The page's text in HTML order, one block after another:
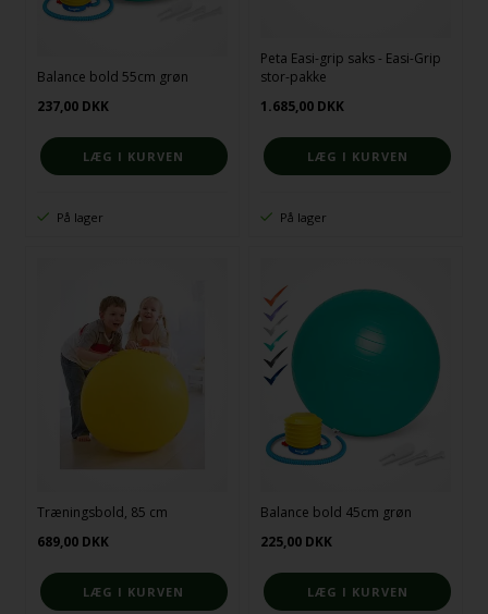
Balance bold 55cm grøn
237,00 DKK
På lager
Peta Easi-grip saks - Easi-Grip
stor-pakke
1.685,00 DKK
På lager
Træningsbold, 85 cm
689,00 DKK
Balance bold 45cm grøn
225,00 DKK